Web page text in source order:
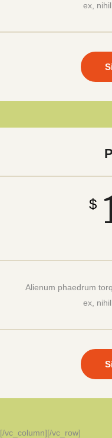
ex,
$
Alienum phaedrum
ex,
[/vc_column][/vc_row]